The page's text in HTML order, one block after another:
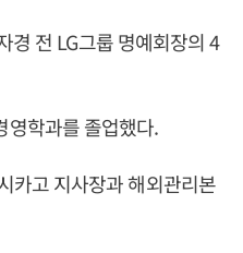
경 전 LG그룹 명예회장의 4
영학과를 졸업했다.
카고 지사장과 해외관리본